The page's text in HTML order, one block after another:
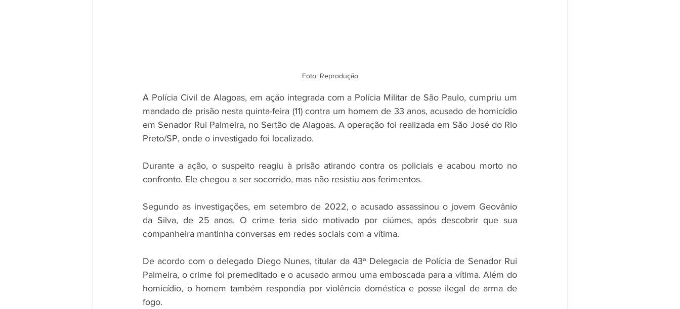
Foto: Reprodução
A Polícia Civil de Alagoas, em ação integrada com a Polícia Militar de São Paulo, cumpriu um
mandado de prisão nesta quinta-feira (11) contra um homem de 33 anos, acusado de homicídio
em Senador Rui Palmeira, no Sertão de Alagoas. A operação foi realizada em São José do Rio
Preto/SP, onde o investigado foi localizado.
Durante a ação, o suspeito reagiu à prisão atirando contra os policiais e acabou morto no
confronto. Ele chegou a ser socorrido, mas não resistiu aos ferimentos.
Segundo as investigações, em setembro de 2022, o acusado assassinou o jovem Geovânio
da Silva, de 25 anos. O crime teria sido motivado por ciúmes, após descobrir que sua
companheira mantinha conversas em redes sociais com a vítima.
De acordo com o delegado Diego Nunes, titular da 43ª Delegacia de Polícia de Senador Rui
Palmeira, o crime foi premeditado e o acusado armou uma emboscada para a vítima. Além do
homicídio, o homem também respondia por violência doméstica e posse ilegal de arma de
fogo.